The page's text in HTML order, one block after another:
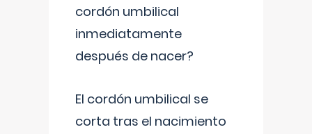
cordón umbilical
inmediatamente
después de nacer?
El cordón umbilical se
corta tras el nacimiento